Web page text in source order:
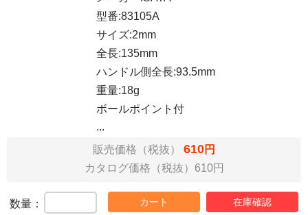
型番:83105A
サイズ:2mm
全長:135mm
ハンドル側全長:93.5mm
重量:18g
ボールポイント付
...
販売価格（税抜） 610円
カタログ価格（税抜）610円
数量： カート 在庫確認